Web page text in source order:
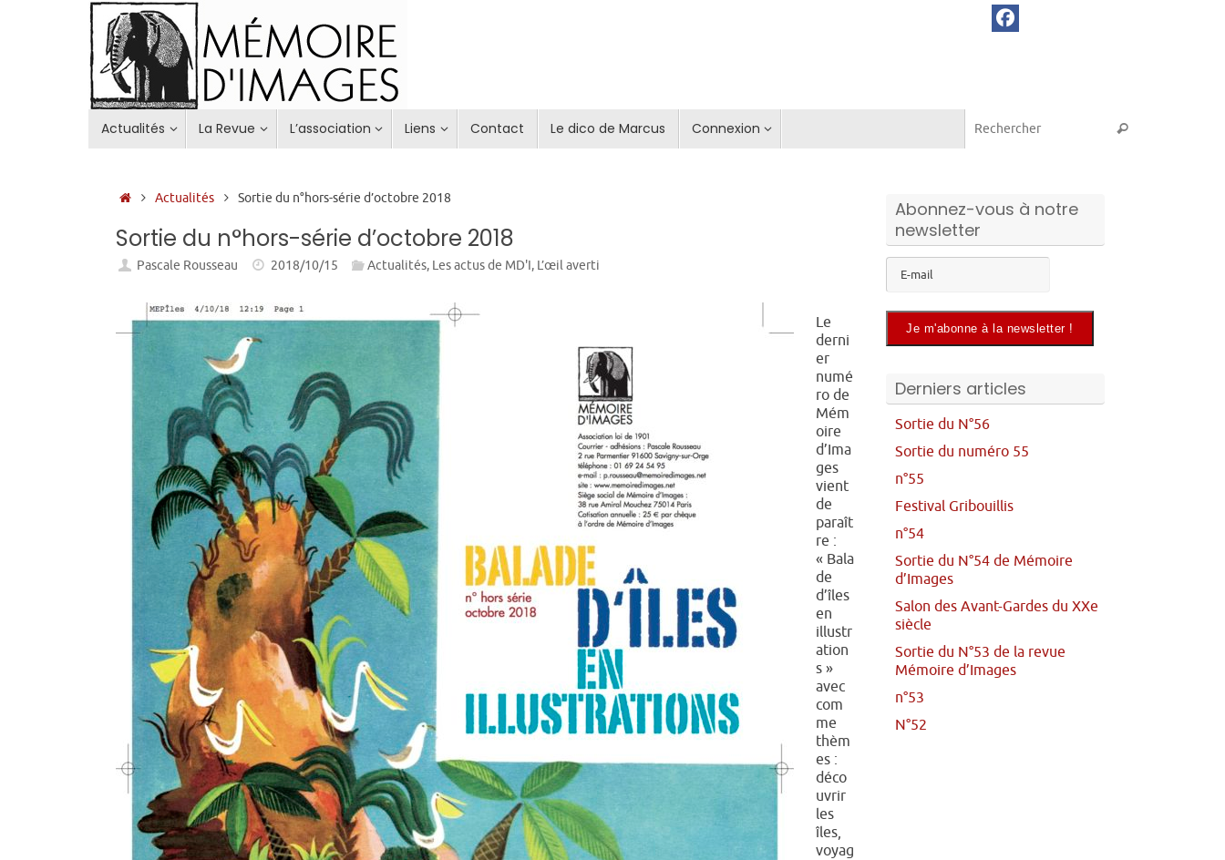
Actualités La Revue L’association Liens Contact Le dico de Marcus Connexion Rechercher
Accueil
Actualités Sortie du n°hors-série d’octobre 2018
Sortie du n°hors-série d’octobre 2018
Pascale Rousseau 2018/10/15 Actualités, Les actus de MD'I, L’œil averti
Le
derni
er
numé
ro de
Mém
oire
d’Ima
ges
vient
de
paraît
re :
« Bala
de
d’îles
en
illustr
ation
s »
avec
com
me
thèm
es :
déco
uvrir
les
îles,
voyag
Abonnez-vous à notre
newsletter
Derniers articles
Sortie du N°56
Sortie du numéro 55
n°55
Festival Gribouillis
n°54
Sortie du N°54 de Mémoire
d’Images
Salon des Avant-Gardes du XXe
siècle
Sortie du N°53 de la revue
Mémoire d’Images
n°53
N°52